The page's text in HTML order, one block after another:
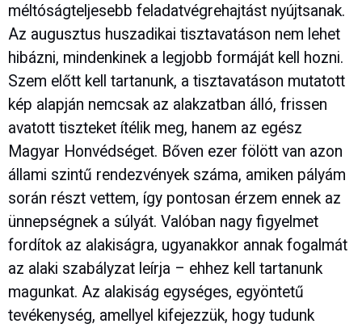
méltóságteljesebb feladatvégrehajtást nyújtsanak.
Az augusztus huszadikai tisztavatáson nem lehet
hibázni, mindenkinek a legjobb formáját kell hozni.
Szem előtt kell tartanunk, a tisztavatáson mutatott
kép alapján nemcsak az alakzatban álló, frissen
avatott tiszteket ítélik meg, hanem az egész
Magyar Honvédséget. Bőven ezer fölött van azon
állami szintű rendezvények száma, amiken pályám
során részt vettem, így pontosan érzem ennek az
ünnepségnek a súlyát. Valóban nagy figyelmet
fordítok az alakiságra, ugyanakkor annak fogalmát
az alaki szabályzat leírja – ehhez kell tartanunk
magunkat. Az alakiság egységes, egyöntetű
tevékenység, amellyel kifejezzük, hogy tudunk